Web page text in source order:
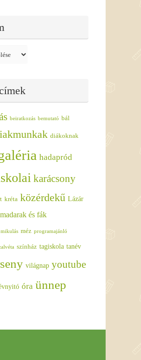
beiratkozás bemutató bál
diákoknak
hadapród
karácsony
kréta közérdekű Lázár
madarak és fák
mikulás méz programajánló
színház tagiskola tanév
világnap youtube
óra ünnep